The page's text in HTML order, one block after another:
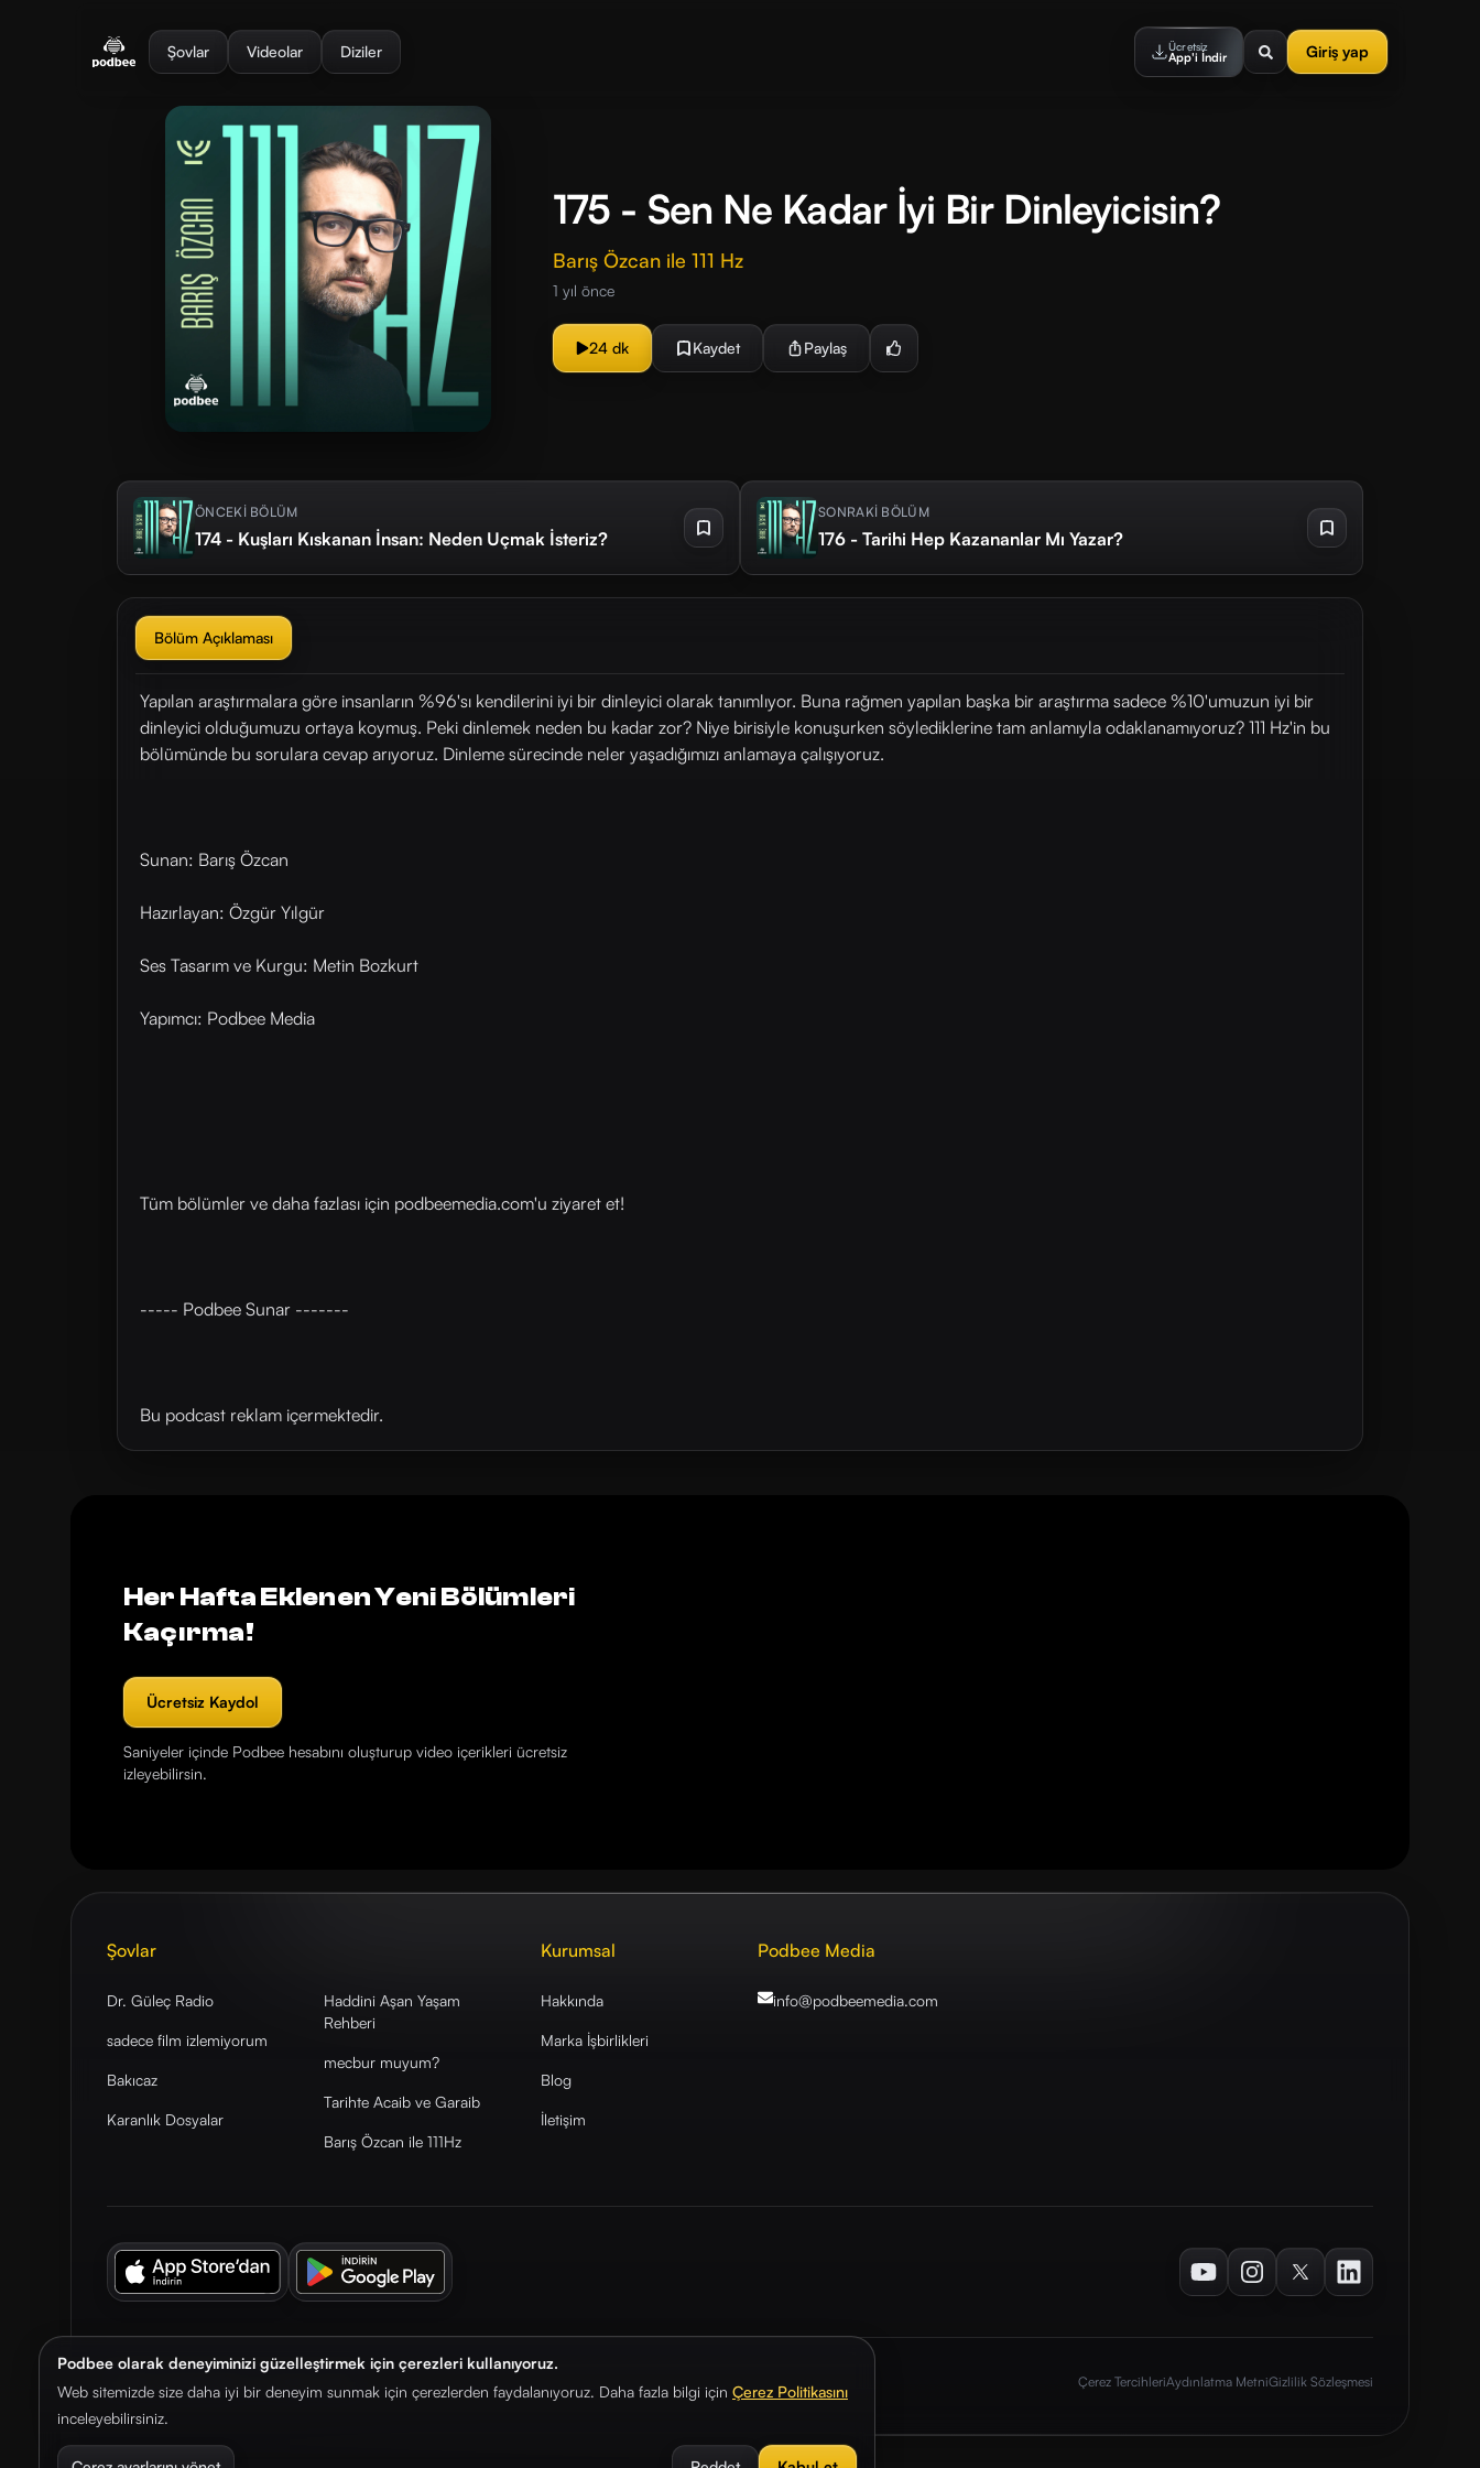
Podbee olarak deneyiminizi güzelleştirmek için çerezleri kullanıyoruz.
Web sitemizde size daha iyi bir deneyim sunmak için çerezlerden faydalanıyoruz. Daha fazla bilgi için Çerez Politikasını
inceleyebilirsiniz.
Şovlar Videolar Diziler Ücretsiz
App'i İndir Giriş yap
175 - Sen Ne Kadar İyi Bir Dinleyicisin?
Barış Özcan ile 111 Hz
1 yıl önce
24 dk Kaydet Paylaş
ÖNCEKİ BÖLÜM
174 - Kuşları Kıskanan İnsan: Neden Uçmak İsteriz?
SONRAKİ BÖLÜM
176 - Tarihi Hep Kazananlar Mı Yazar?
Bölüm Açıklaması
Yapılan araştırmalara göre insanların %96'sı kendilerini iyi bir dinleyici olarak tanımlıyor. Buna rağmen yapılan başka bir araştırma sadece %10'umuzun iyi bir
dinleyici olduğumuzu ortaya koymuş. Peki dinlemek neden bu kadar zor? Niye birisiyle konuşurken söylediklerine tam anlamıyla odaklanamıyoruz? 111 Hz'in bu
bölümünde bu sorulara cevap arıyoruz. Dinleme sürecinde neler yaşadığımızı anlamaya çalışıyoruz.
Sunan: Barış Özcan
Hazırlayan: Özgür Yılgür
Ses Tasarım ve Kurgu: Metin Bozkurt
Yapımcı: Podbee Media
Tüm bölümler ve daha fazlası için ⁠⁠podbeemedia.com⁠⁠'u ziyaret et!
----- Podbee Sunar -------
Bu podcast reklam içermektedir.
Her Hafta Eklenen Yeni Bölümleri
Kaçırma!
Ücretsiz Kaydol
Saniyeler içinde Podbee hesabını oluşturup video içerikleri ücretsiz
izleyebilirsin.
Şovlar
Dr. Güleç Radio
sadece film izlemiyorum
Bakıcaz
Karanlık Dosyalar
Haddini Aşan Yaşam
Rehberi
mecbur muyum?
Tarihte Acaib ve Garaib
Barış Özcan ile 111Hz
Kurumsal
Hakkında
Marka İşbirlikleri
Blog
İletişim
Podbee Media
info@podbeemedia.com
YoutubeInstagramTwitterLinkedIn
© 2026. Podbee Media. Tüm hakları saklıdır. Çerez TercihleriAydınlatma MetniGizlilik Sözleşmesi